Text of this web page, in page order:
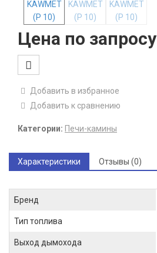
Цена по запросу
Добавить в избранное
Добавить к сравнению
Категории: Печи-камины
Характеристики Отзывы (0)
Бренд
Тип топлива
Выход дымохода